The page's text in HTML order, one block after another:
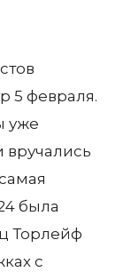
5 февраля.
уже
была
Торлейф
с